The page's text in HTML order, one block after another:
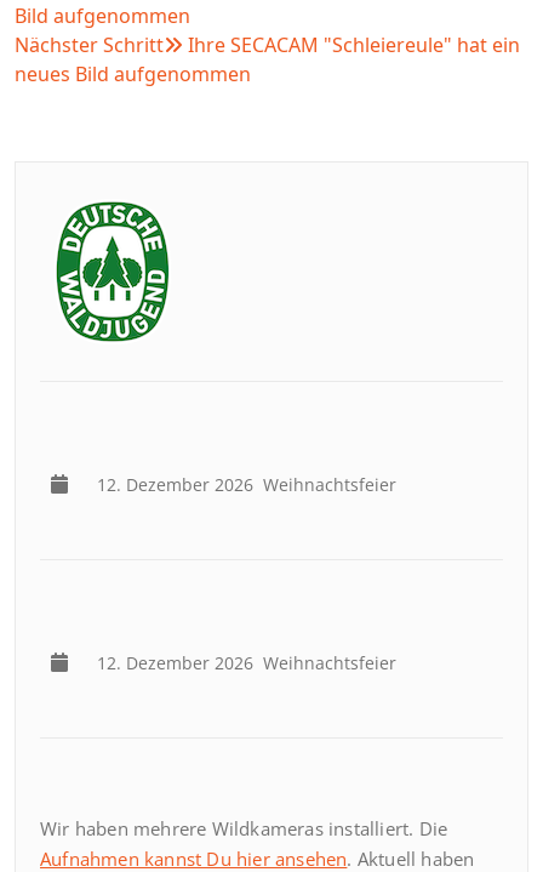
Bild aufgenommen
Nächster Schritt
Ihre SECACAM "Schleiereule" hat ein
neues Bild aufgenommen
12. Dezember 2026 Weihnachtsfeier
12. Dezember 2026 Weihnachtsfeier
Wir haben mehrere Wildkameras installiert. Die
Aufnahmen kannst Du hier ansehen. Aktuell haben